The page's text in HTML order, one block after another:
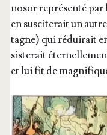
no­sor repré­sen­té
en sus­ci­te­rait un
tagne) qui rédui­rait
sis­te­rait
et lui fit de